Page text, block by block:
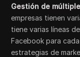
Gestión de
empresas tienen
tiene varias líneas
Facebook para
estrategias de